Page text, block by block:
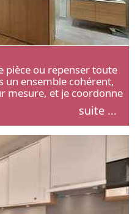
pièce ou repenser toute
un ensemble cohérent,
mesure, et je coordonne
suite ...